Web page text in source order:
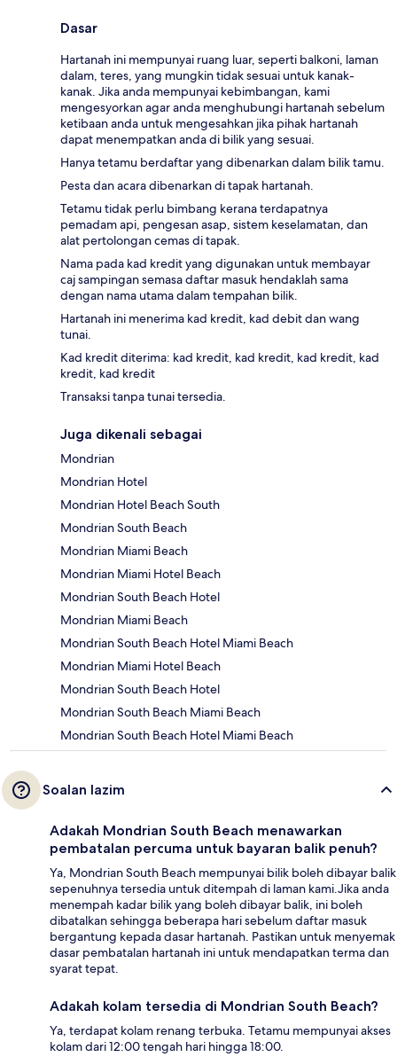
Dasar
Hartanah ini mempunyai ruang luar, seperti balkoni, laman
dalam, teres, yang mungkin tidak sesuai untuk kanak-
kanak. Jika anda mempunyai kebimbangan, kami
mengesyorkan agar anda menghubungi hartanah sebelum
ketibaan anda untuk mengesahkan jika pihak hartanah
dapat menempatkan anda di bilik yang sesuai.
Hanya tetamu berdaftar yang dibenarkan dalam bilik tamu.
Pesta dan acara dibenarkan di tapak hartanah.
Tetamu tidak perlu bimbang kerana terdapatnya
pemadam api, pengesan asap, sistem keselamatan, dan
alat pertolongan cemas di tapak.
Nama pada kad kredit yang digunakan untuk membayar
caj sampingan semasa daftar masuk hendaklah sama
dengan nama utama dalam tempahan bilik.
Hartanah ini menerima kad kredit, kad debit dan wang
tunai.
Kad kredit diterima: kad kredit, kad kredit, kad kredit, kad
kredit, kad kredit
Transaksi tanpa tunai tersedia.
Juga dikenali sebagai
Mondrian
Mondrian Hotel
Mondrian Hotel Beach South
Mondrian South Beach
Mondrian Miami Beach
Mondrian Miami Hotel Beach
Mondrian South Beach Hotel
Mondrian Miami Beach
Mondrian South Beach Hotel Miami Beach
Mondrian Miami Hotel Beach
Mondrian South Beach Hotel
Mondrian South Beach Miami Beach
Mondrian South Beach Hotel Miami Beach
Soalan lazim
Adakah Mondrian South Beach menawarkan
pembatalan percuma untuk bayaran balik penuh?
Ya, Mondrian South Beach mempunyai bilik boleh dibayar balik
sepenuhnya tersedia untuk ditempah di laman kami.Jika anda
menempah kadar bilik yang boleh dibayar balik, ini boleh
dibatalkan sehingga beberapa hari sebelum daftar masuk
bergantung kepada dasar hartanah. Pastikan untuk menyemak
dasar pembatalan hartanah ini untuk mendapatkan terma dan
syarat tepat.
Adakah kolam tersedia di Mondrian South Beach?
Ya, terdapat kolam renang terbuka. Tetamu mempunyai akses
kolam dari 12:00 tengah hari hingga 18:00.